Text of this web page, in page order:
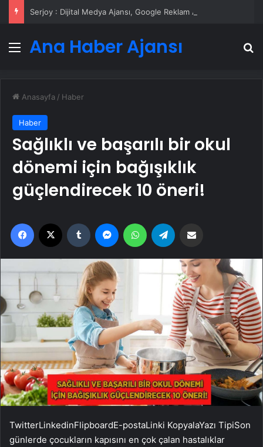
Menü
Ana Haber Ajansı
Anasayfa / Haber
Haber
Sağlıklı ve başarılı bir okul
dönemi için bağışıklık
güçlendirecek 10 öneri!
Facebook Tumblr MessengerWhatsApp
TwitterLinkedinFlipboardE-postaLinki KopyalaYazı TipiSon
günlerde çocukların kapısını en çok çalan hastalıklar